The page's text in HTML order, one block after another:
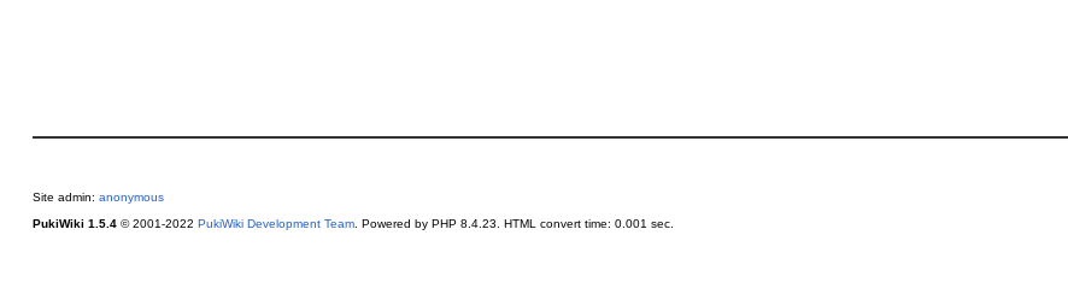
Site admin: anonymous
PukiWiki 1.5.4© 2001-2022 PukiWiki Development Team. Powered by PHP 8.4.23. HTML convert time: 0.001 sec.